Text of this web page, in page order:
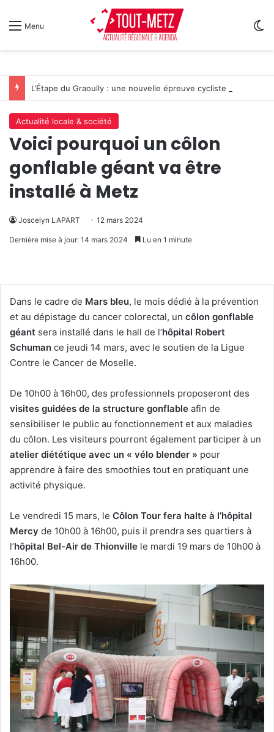
Menu
Actualité locale & société
Voici pourquoi un côlon
gonflable géant va être
installé à Metz
Joscelyn LAPART 12 mars 2024
Dernière mise à jour: 14 mars 2024 Lu en 1 minute
Dans le cadre de Mars bleu, le mois dédié à la prévention
et au dépistage du cancer colorectal, un côlon gonflable
géant sera installé dans le hall de l’hôpital Robert
Schuman ce jeudi 14 mars, avec le soutien de la Ligue
Contre le Cancer de Moselle.
De 10h00 à 16h00, des professionnels proposeront des
visites guidées de la structure gonflable afin de
sensibiliser le public au fonctionnement et aux maladies
du côlon. Les visiteurs pourront également participer à un
atelier diététique avec un « vélo blender » pour
apprendre à faire des smoothies tout en pratiquant une
activité physique.
Le vendredi 15 mars, le Côlon Tour fera halte à l’hôpital
Mercy de 10h00 à 16h00, puis il prendra ses quartiers à
l’hôpital Bel-Air de Thionville le mardi 19 mars de 10h00 à
16h00.